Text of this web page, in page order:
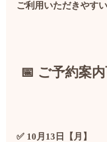
ご利用いただきやす
📅 ご予約案
✅ 10月13日【月】